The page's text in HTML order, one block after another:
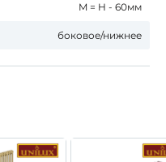
M = H - 60мм
боковое/нижнее